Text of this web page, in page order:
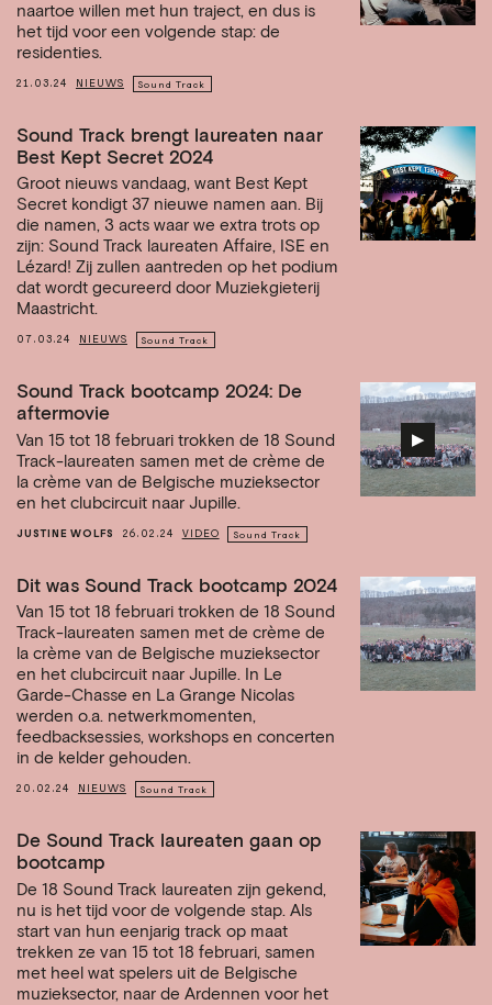
naartoe willen met hun traject, en dus is
het tijd voor een volgende stap: de
residenties.
21.03.24 NIEUWS Sound Track
Sound Track brengt laureaten naar
Best Kept Secret 2024
Groot nieuws vandaag, want Best Kept
Secret kondigt 37 nieuwe namen aan. Bij
die namen, 3 acts waar we extra trots op
zijn: Sound Track laureaten Affaire, ISE en
Lézard! Zij zullen aantreden op het podium
dat wordt gecureerd door Muziekgieterij
Maastricht.
07.03.24 NIEUWS Sound Track
▶︎
Sound Track bootcamp 2024: De
aftermovie
Van 15 tot 18 februari trokken de 18 Sound
Track-laureaten samen met de crème de
la crème van de Belgische muzieksector
en het clubcircuit naar Jupille.
JUSTINE WOLFS 26.02.24 VIDEO Sound Track
Dit was Sound Track bootcamp 2024
Van 15 tot 18 februari trokken de 18 Sound
Track-laureaten samen met de crème de
la crème van de Belgische muzieksector
en het clubcircuit naar Jupille. In Le
Garde-Chasse en La Grange Nicolas
werden o.a. netwerkmomenten,
feedbacksessies, workshops en concerten
in de kelder gehouden.
20.02.24 NIEUWS Sound Track
De Sound Track laureaten gaan op
bootcamp
De 18 Sound Track laureaten zijn gekend,
nu is het tijd voor de volgende stap. Als
start van hun eenjarig track op maat
trekken ze van 15 tot 18 februari, samen
met heel wat spelers uit de Belgische
muzieksector, naar de Ardennen voor het